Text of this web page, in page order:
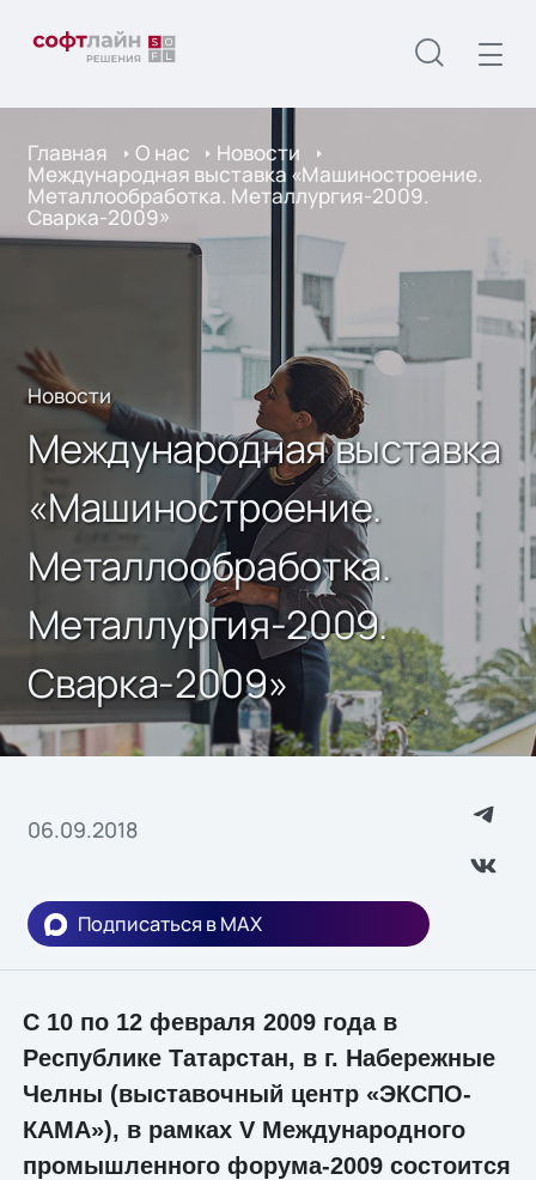
Главная О нас Новости
Международная выставка «Машиностроение.
Металлообработка. Металлургия-2009.
Сварка-2009»
Новости
Международная выставка
«Машиностроение.
Металлообработка.
Металлургия-2009.
Сварка-2009»
06.09.2018
Подписаться в MAX
С 10 по 12 февраля 2009 года в
Республике Татарстан, в г. Набережные
Челны (выставочный центр «ЭКСПО-
КАМА»), в рамках V Международного
промышленного форума-2009 состоится